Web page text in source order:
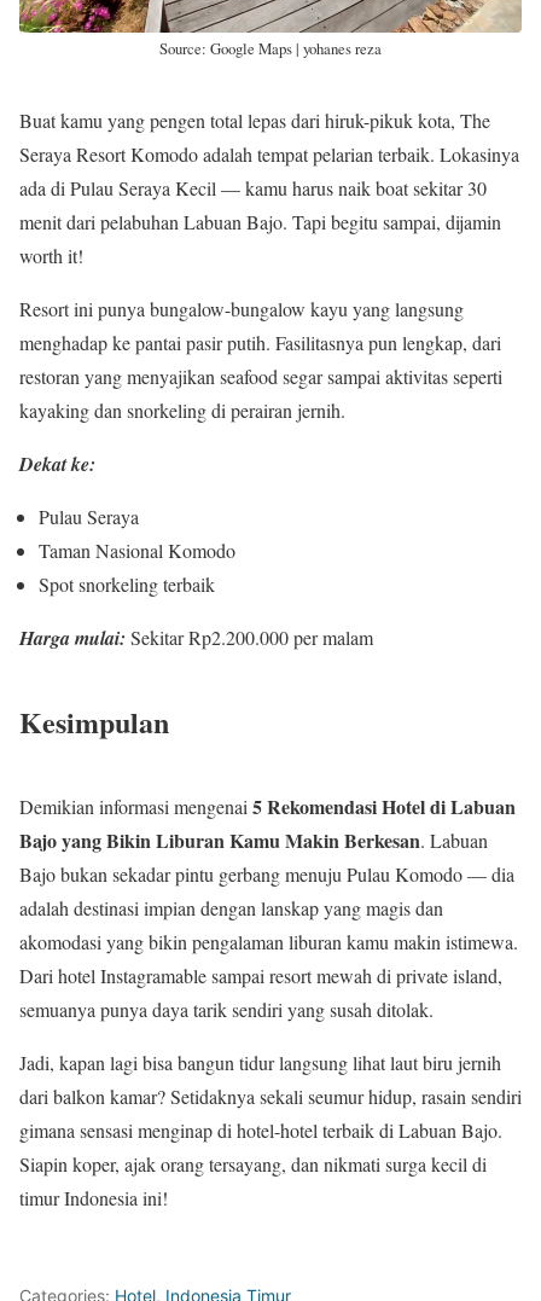
Source: Google Maps | yohanes reza
Buat kamu yang pengen total lepas dari hiruk-pikuk kota, The
Seraya Resort Komodo adalah tempat pelarian terbaik. Lokasinya
ada di Pulau Seraya Kecil — kamu harus naik boat sekitar 30
menit dari pelabuhan Labuan Bajo. Tapi begitu sampai, dijamin
worth it!
Resort ini punya bungalow-bungalow kayu yang langsung
menghadap ke pantai pasir putih. Fasilitasnya pun lengkap, dari
restoran yang menyajikan seafood segar sampai aktivitas seperti
kayaking dan snorkeling di perairan jernih.
Dekat ke:
Pulau Seraya
Taman Nasional Komodo
Spot snorkeling terbaik
Harga mulai: Sekitar Rp2.200.000 per malam
Kesimpulan
Demikian informasi mengenai5 Rekomendasi Hotel di Labuan
Bajo yang Bikin Liburan Kamu Makin Berkesan. Labuan
Bajo bukan sekadar pintu gerbang menuju Pulau Komodo — dia
adalah destinasi impian dengan lanskap yang magis dan
akomodasi yang bikin pengalaman liburan kamu makin istimewa.
Dari hotel Instagramable sampai resort mewah di private island,
semuanya punya daya tarik sendiri yang susah ditolak.
Jadi, kapan lagi bisa bangun tidur langsung lihat laut biru jernih
dari balkon kamar? Setidaknya sekali seumur hidup, rasain sendiri
gimana sensasi menginap di hotel-hotel terbaik di Labuan Bajo.
Siapin koper, ajak orang tersayang, dan nikmati surga kecil di
timur Indonesia ini!
Categories: Hotel, Indonesia Timur